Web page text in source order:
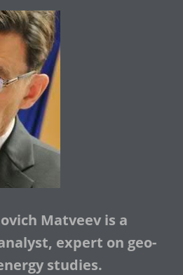
Matveev is a
expert on geo-
studies.